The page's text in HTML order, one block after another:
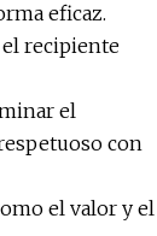
eficaz.
el recipiente
el
con
el valor y el